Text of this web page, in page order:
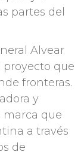
partes del
Alvear
que
fronteras.
y
marca que
a través
de